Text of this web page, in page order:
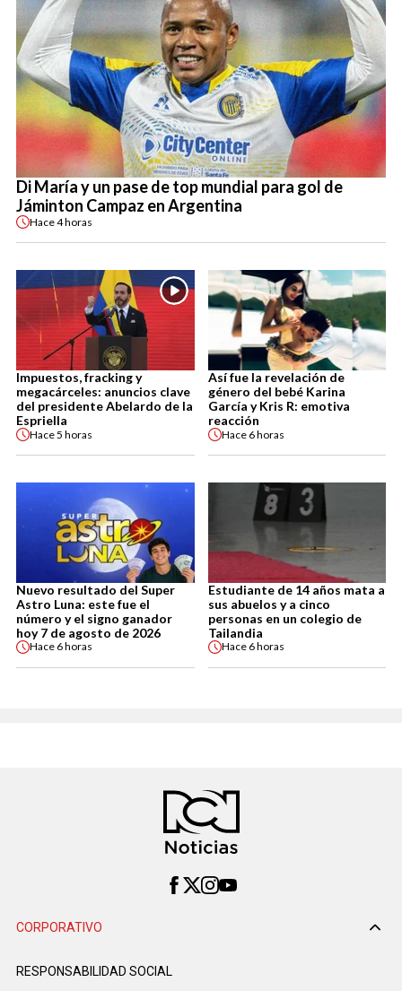
Di María y un pase de top mundial para gol de
Jáminton Campaz en Argentina
Hace4 horas
Impuestos, fracking y
megacárceles: anuncios clave
del presidente Abelardo de la
Espriella
Hace5 horas
Así fue la revelación de
género del bebé Karina
García y Kris R: emotiva
reacción
Hace 6 horas
Nuevo resultado del Super
Astro Luna: este fue el
número y el signo ganador
hoy 7 de agosto de 2026
Hace 6 horas
Estudiante de 14 años mata a
sus abuelos y a cinco
personas en un colegio de
Tailandia
Hace 6 horas
CORPORATIVO
RESPONSABILIDAD SOCIAL